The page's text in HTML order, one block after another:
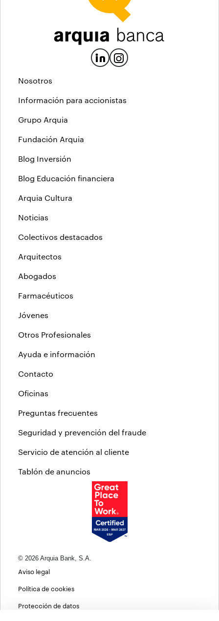
Nosotros
Información para accionistas
Grupo Arquia
Fundación Arquia
Blog Inversión
Blog Educación financiera
Arquia Cultura
Noticias
Colectivos destacados
Arquitectos
Abogados
Farmacéuticos
Jóvenes
Otros Profesionales
Ayuda e información
Contacto
Oficinas
Preguntas frecuentes
Seguridad y prevención del fraude
Servicio de atención al cliente
Tablón de anuncios
© 2026 Arquia Bank, S.A.
Aviso legal
Política de cookies
Protección de datos